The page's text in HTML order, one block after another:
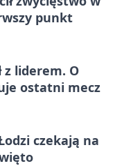
punkt
z liderem. O
ostatni mecz
czekają na